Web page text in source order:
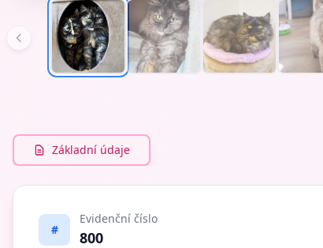
Základní údaje
#
Evidenční číslo
800